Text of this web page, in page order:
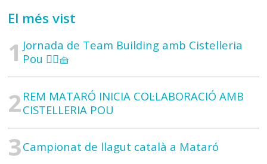
El més vist
Jornada de Team Building amb Cistelleria
Pou 🚣‍♀️🧺
REM MATARÓ INICIA COL·LABORACIÓ AMB
CISTELLERIA POU
Campionat de llagut català a Mataró